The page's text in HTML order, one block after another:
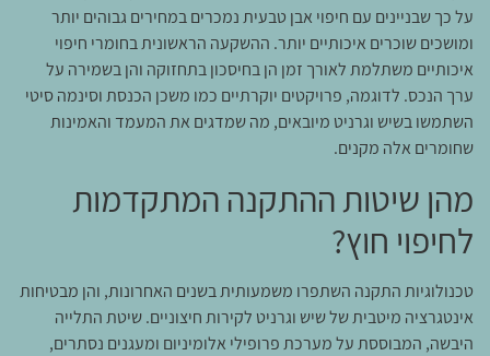
על כך שבניינים עם חיפוי אבן טבעית נמכרים במחירים גבוהים יותר
ומושכים שוכרים איכותיים יותר. ההשקעה הראשונית בחומרי חיפוי
איכותיים משתלמת לאורך זמן הן בחיסכון בתחזוקה והן בשמירה על
ערך הנכס. לדוגמה, פרויקטים יוקרתיים כמו משכן הכנסת וסינמה סיטי
השתמשו בשיש וגרניט מיובאים, מה שמדגים את המעמד והאמינות
שחומרים אלה מקנים.
מהן שיטות ההתקנה המתקדמות
לחיפוי חוץ?
טכנולוגיות התקנה השתפרו משמעותית בשנים האחרונות, והן מבטיחות
אינטגרציה מיטבית של שיש וגרניט לקירות חיצוניים. שיטת התלייה
היבשה, המבוססת על מערכת פרופילי אלומיניום ומעגנים נסתרים,